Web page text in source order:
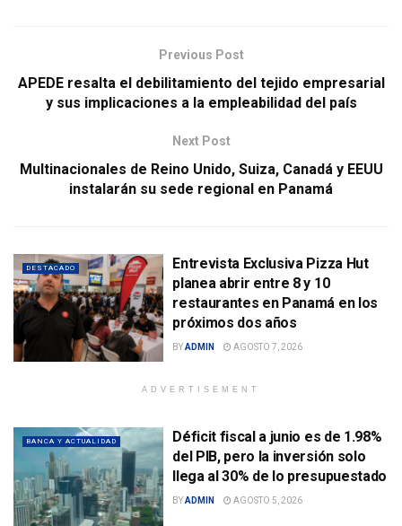
Previous Post
APEDE resalta el debilitamiento del tejido empresarial
y sus implicaciones a la empleabilidad del país
Next Post
Multinacionales de Reino Unido, Suiza, Canadá y EEUU
instalarán su sede regional en Panamá
DESTACADO
Entrevista Exclusiva Pizza Hut
planea abrir entre 8 y 10
restaurantes en Panamá en los
próximos dos años
BYADMIN AGOSTO 7, 2026
ADVERTISEMENT
BANCA Y ACTUALIDAD
Déficit fiscal a junio es de 1.98%
del PIB, pero la inversión solo
llega al 30% de lo presupuestado
BYADMIN AGOSTO 5, 2026